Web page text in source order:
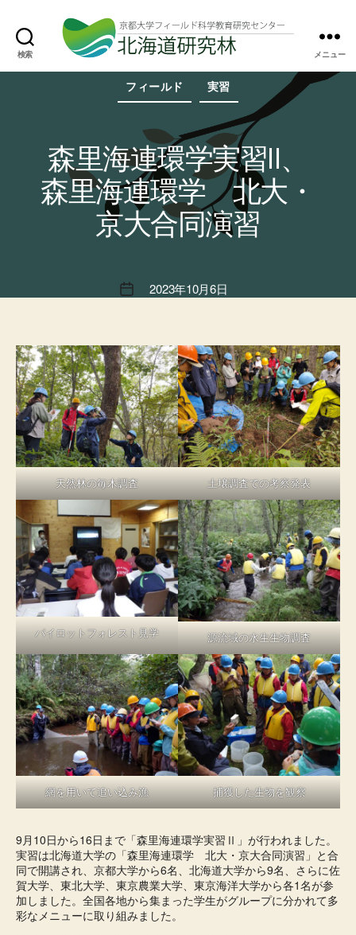
検索
海
道
研
林
メニュー
カ
テ
ゴ
フィールド 実習
森里海連環学実習Ⅱ、
森里海連環学 北大・
京大合同演習
投
2023年10月6日
天然林の毎木調査 土壌調査での考察発表
パイロットフォレスト見学 源流域の水生生物調査
網を用いて追い込み漁 捕獲した生物を観察
9月10日から16日まで「森里海連環学実習Ⅱ」が行われました。
実習は北海道大学の「森里海連環学 北大・京大合同演習」と合
同で開講され、京都大学から6名、北海道大学から9名、さらに佐
賀大学、東北大学、東京農業大学、東京海洋大学から各1名が参
加しました。全国各地から集まった学生がグループに分かれて多
彩なメニューに取り組みました。